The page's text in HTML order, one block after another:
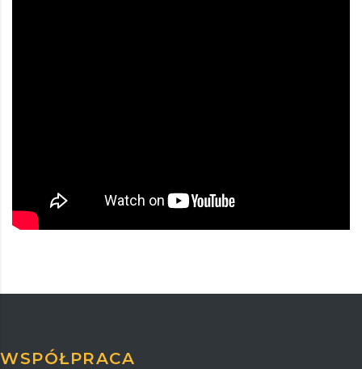
WSPÓŁPRACA